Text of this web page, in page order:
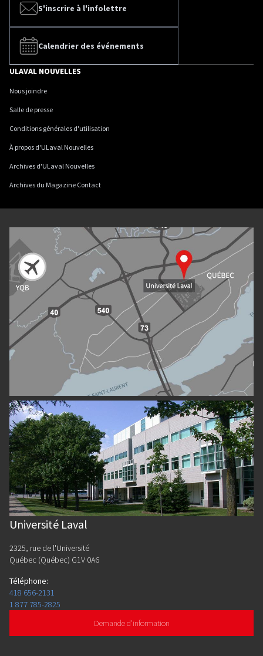
S'inscrire à l'infolettre
Calendrier des événements
ULAVAL NOUVELLES
Nous joindre
Salle de presse
Conditions générales d'utilisation
À propos d'ULaval Nouvelles
Archives d'ULaval Nouvelles
Archives du Magazine Contact
Université Laval
2325, rue de l'Université
Québec (Québec) G1V 0A6
Téléphone:
418 656-2131
1 877 785-2825
Demande d'information